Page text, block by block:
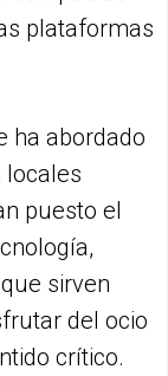
plataformas
ha abordado
locales
puesto el
sirven
del ocio
crítico.